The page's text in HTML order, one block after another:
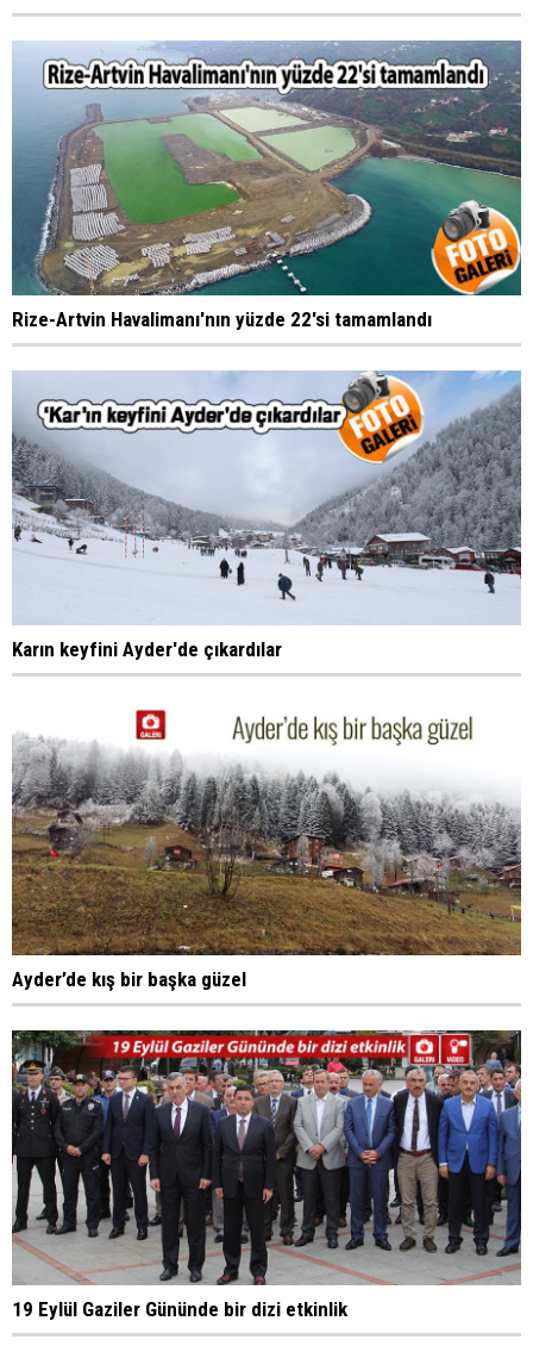
Rize-Artvin Havalimanı'nın yüzde 22'si tamamlandı
Karın keyfini Ayder'de çıkardılar
Ayder’de kış bir başka güzel
19 Eylül Gaziler Gününde bir dizi etkinlik